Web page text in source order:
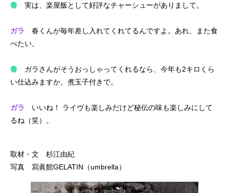
春 実は、楽屋飯として好評なチャーシューがありまして。
ガラ
春くんが毎年差し入れてくれてるんですよ。あれ、また食
べたい。
春 ガラさんがそうおっしゃってくれるなら、今年も2キロくら
い仕込みますか。煮玉子付きで。
ガラ
いいね！ ライヴも楽しみだけど秘伝の味も楽しみにして
るね（笑）。
取材・文 杉江由紀
写真 寫眞館GELATIN（umbrella）